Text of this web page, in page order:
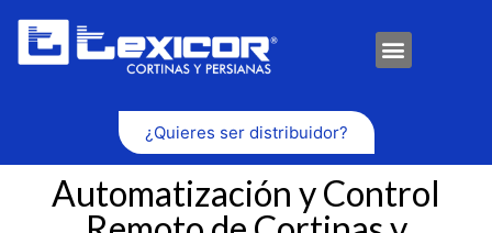
¿Quieres ser distribuidor?
Automatización y Control